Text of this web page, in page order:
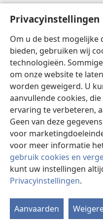
Privacyinstellingen
Om u de best
bieden, gebruiken wij
technologieën.
om onze website te
worden geweigerd. U
aanvullende cookies,
ervaring te verbeteren,
Geen van deze
voor
voor meer informatie
gebruik cookies en
kunt uw instellingen
Privacyinstellingen.
Aanvaarden
Video’s met audiodescriptie
Suku
Bijdrage
(opent
venster)Waktitoren LIBRARY
(opent
nieuw
venster)JW Hub ®
(opent
nieuw
Copyright© 2026 Watch Tower